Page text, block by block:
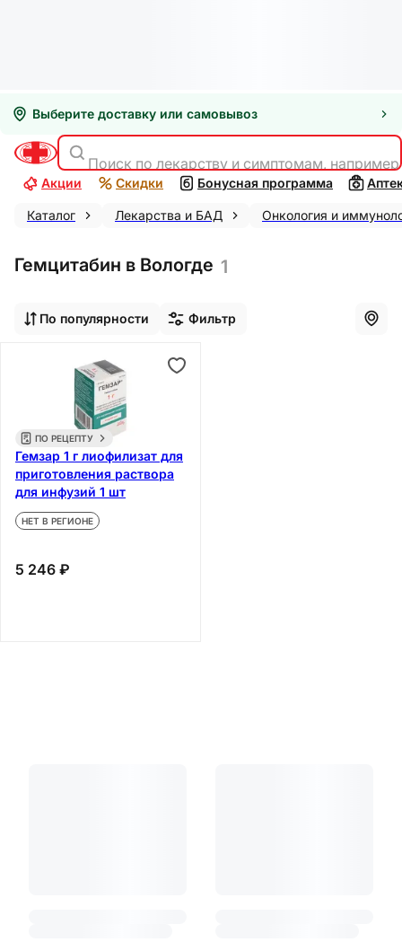
Выберите доставку или самовывоз
Поиск по лекарству и симптомам,
Акции Скидки Бонусная программа
Каталог Лекарства и БАД Онкология и
Гемцитабин в Вологде 1
По популярности Фильтр
ПО РЕЦЕПТУ
Гемзар 1 г лиофилизат для
приготовления раствора
для инфузий 1 шт
НЕТ В РЕГИОНЕ
5 246 ₽